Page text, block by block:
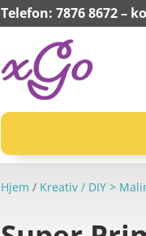
Telefon: 7876 8672 –
Hjem / Kreativ / DIY >